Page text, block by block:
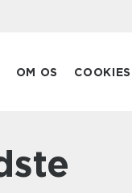
OM OS COOKIES